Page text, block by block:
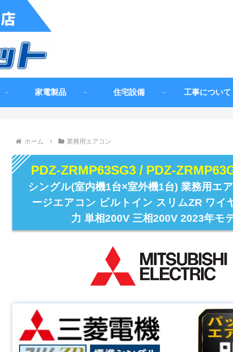
家電製品 住宅設備 工事について
ホーム 業務用エアコン
PDZ-ZRMP63SG3 / PDZ-
シングル(室内機1台×室外機1台) 業務用エ
ージエアコン ビルトイン スリムZR ワイ
力 単相200V 三相200V 2023年モ